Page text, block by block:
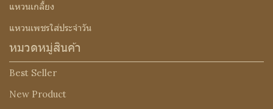
แหวนเกลี้ยง
แหวนเพชรใส่ประจำวัน
หมวดหมู่สินค้า
Best Seller
New Product